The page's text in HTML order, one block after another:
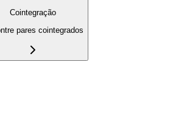
Cointegração
pares cointegrados